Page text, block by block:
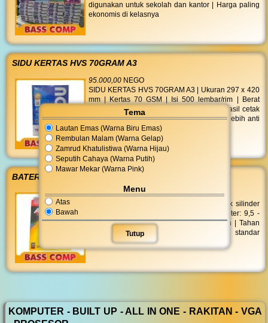
Tema
Lautan Emas (Warna Biru Emas)
Rembulan Malam (Warna Gelap)
Zamrud Khatulistiwa (Warna Hijau)
Seputih Cahaya (Warna Putih)
Mawar Mekar (Warna Pink)
Menu
Atas
Bawah
Tutup
digunakan untuk sekolah dan kantor | Harga paling
ekonomis di kelasnya
SIDU KERTAS HVS 70GRAM A3
95.000,00 NEGO
SIDU KERTAS HVS 70GRAM A3 | Ukuran 297 x 420
mm | Kertas 70 GSM | Isi 500 lembar/rim | Berat
4366 gr | Putih polos cerah dan bersih | Hasil cetak
kontras tajam | Extra tebal ramah di printer lebih anti
macet dibanding merk lain
BATERAI ALKALINE AAA 2S
14.000,00NEGO
ABC Alkaline LR-03 MP AAA 2'S berbentuk silinder
dengan tinggi maximum 44,5 mm | Diameter: 9,5 -
10,5 mm | Daya: 1,5 volt | Jumlah: 2 buah | Tahan
lama | Batu baterai ini telah memenuhi standar
ramah lingkungan
KOMPUTER - BUILT UP - ALL IN ONE - RAKITAN - VGA